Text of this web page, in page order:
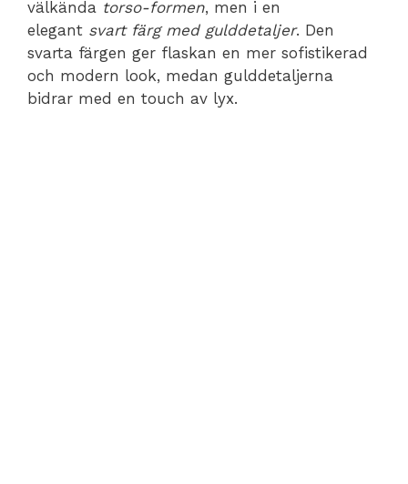
välkända torso-formen, men i en
elegant svart färg med gulddetaljer. Den
svarta färgen ger flaskan en mer sofistikerad
och modern look, medan gulddetaljerna
bidrar med en touch av lyx.